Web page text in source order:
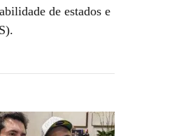
de estados e